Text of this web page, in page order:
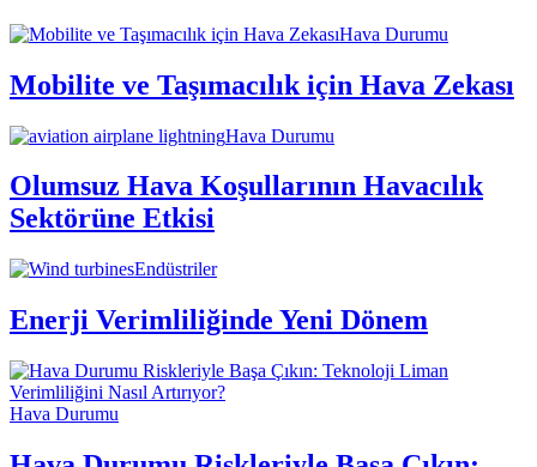
Hava Durumu
Mobilite ve Taşımacılık için Hava Zekası
Hava Durumu
Olumsuz Hava Koşullarının Havacılık
Sektörüne Etkisi
Endüstriler
Enerji Verimliliğinde Yeni Dönem
Hava Durumu